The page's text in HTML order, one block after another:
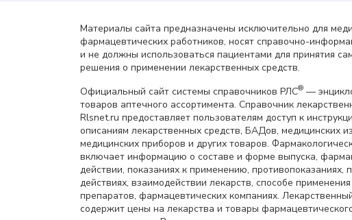
Материалы сайта предназначены исключительно для
фармацевтических работников, носят справочно-
и не должны использоваться пациентами для принятия
решения о применении лекарственных средств.
Официальный сайт системы справочников РЛС® —
товаров аптечного ассортимента. Справочник
Rlsnet.ru предоставляет пользователям доступ к
описаниям лекарственных средств, БАДов, медицинских
медицинских приборов и других товаров.
включает информацию о составе и форме выпуска,
действии, показаниях к применению, противопоказаниях,
действиях, взаимодействии лекарств, способе
препаратов, фармацевтических компаниях.
содержит цены на лекарства и товары